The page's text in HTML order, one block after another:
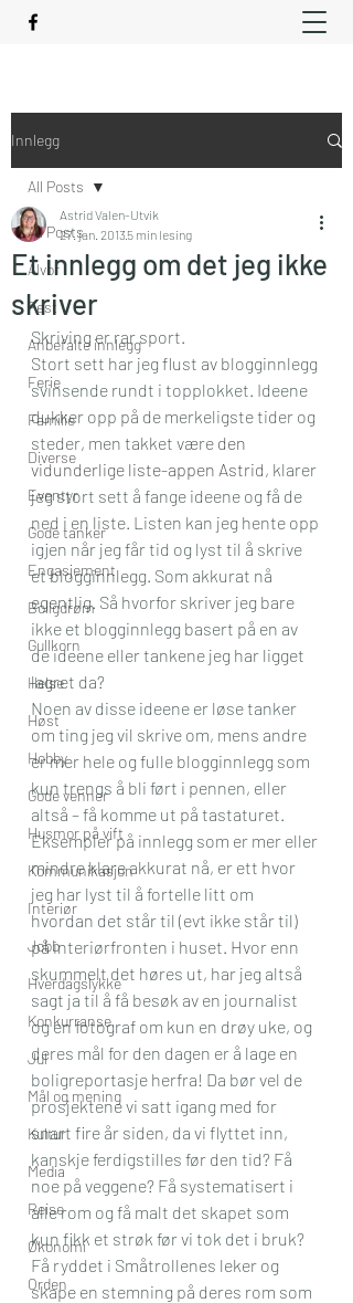
Innlegg
All Posts
Alvor
Fest
Anbefalte innlegg
Ferie
Familie
Diverse
Eventyr
Gode tanker
Engasjement
Boligdrøm
Gullkorn
Helse
Høst
Hobby
Gode venner
Husmor på vift
Kommunikasjon
Interiør
Jobb
Hverdagslykke
Konkurranse
Jul
Mål og mening
Kultur
Media
Reise
Økonomi
Orden
All Posts
Et innlegg om det jeg ikke
skriver
Astrid Valen-Utvik
27. jan. 2013 5 min lesing
Skriving er rar sport.
Stort sett har jeg flust av blogginnlegg
svinsende rundt i topplokket. Ideene
dukker opp på de merkeligste tider og
steder, men takket være den
vidunderlige liste-appen Astrid, klarer
jeg stort sett å fange ideene og få de
ned i en liste. Listen kan jeg hente opp
igjen når jeg får tid og lyst til å skrive
et blogginnlegg. Som akkurat nå
egentlig. Så hvorfor skriver jeg bare
ikke et blogginnlegg basert på en av
de ideene eller tankene jeg har ligget
lagret da?
Noen av disse ideene er løse tanker
om ting jeg vil skrive om, mens andre
er mer hele og fulle blogginnlegg som
kun trengs å bli ført i pennen, eller
altså – få komme ut på tastaturet.
Eksempler på innlegg som er mer eller
mindre klare akkurat nå, er ett hvor
jeg har lyst til å fortelle litt om
hvordan det står til (evt ikke står til)
på interiørfronten i huset. Hvor enn
skummelt det høres ut, har jeg altså
sagt ja til å få besøk av en journalist
og en fotograf om kun en drøy uke, og
deres mål for den dagen er å lage en
boligreportasje herfra! Da bør vel de
prosjektene vi satt igang med for
snart fire år siden, da vi flyttet inn,
kanskje ferdigstilles før den tid? Få
noe på veggene? Få systematisert i
alle rom og få malt det skapet som
kun fikk et strøk før vi tok det i bruk?
Få ryddet i Småtrollenes leker og
skape en stemning på deres rom som